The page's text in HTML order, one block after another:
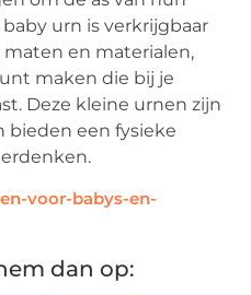
urn is verkrijgbaar
en materialen,
maken die bij je
Deze kleine urnen zijn
een fysieke
voor-babys-en-
dan op: